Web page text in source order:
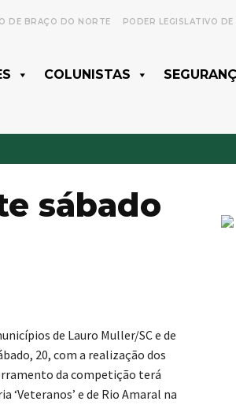
DE BRAÇO DO NORTE PODER LEGISLATIVO DE
COLUNISTAS
sábado
de Lauro Muller/SC e de
20, com a realização dos
da competição terá
e de Rio Amaral na